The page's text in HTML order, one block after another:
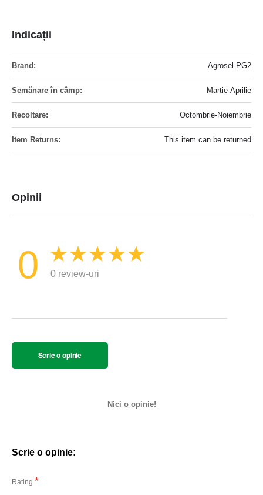
Indicații
Agrosel-PG2
Martie-Aprilie
Octombrie-Noiembrie
This item can be returned
Opinii
0 0 review-uri
Scrie o opinie
Nici o opinie!
Scrie o opinie:
Rating